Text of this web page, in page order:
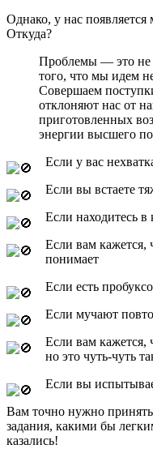
Однако, у нас
Откуда?
Проблемы — это не
того, что мы идем
Совершаем
отклоняют нас от
приготовленных
энергии высшего
Если у вас
Если вы встаете
Если находитесь
Если вам кажется,
понимает
Если есть
Если мучают
Если вам кажется,
но это чуть-чуть
Если вы
Вам точно нужно принять
задания, какими бы
казались!